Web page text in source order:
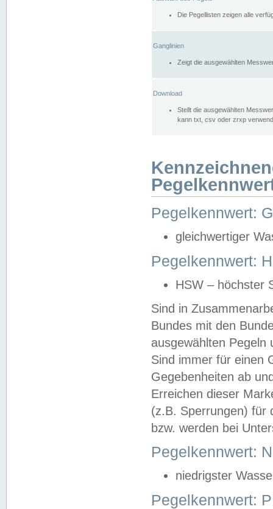
Die Pegellisten zeigen alle
Ganglinien
Zeigt die ausgewählten
Download
Stellt die ausgewählten
kann txt, csv oder zrxp
Pegelkennwert:
gleichwertiger
Pegelkennwert:
HSW – höchster
Sind in
Bundes mit den
ausgewählten
Sind immer für einen
Gegebenheiten ab
Erreichen dieser
(z.B. Sperrungen) für
bzw. werden bei
Pegelkennwert:
niedrigster
Pegelkennwert: